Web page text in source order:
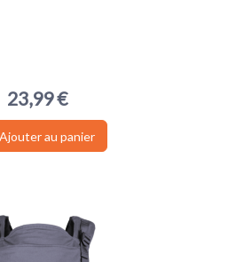
23,99 €
Ajouter au panier